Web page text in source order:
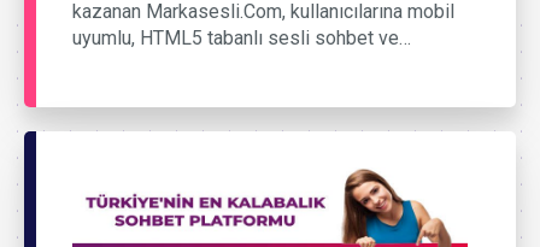
kazanan Markasesli.Com, kullanıcılarına mobil
uyumlu, HTML5 tabanlı sesli sohbet ve…